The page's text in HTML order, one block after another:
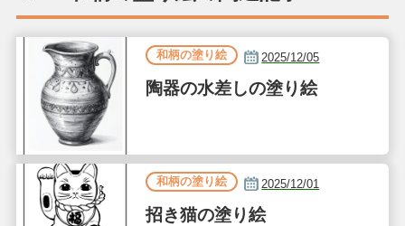
和柄の塗り絵 2025/12/05
陶器の水差しの塗り絵
和柄の塗り絵 2025/12/01
招き猫の塗り絵